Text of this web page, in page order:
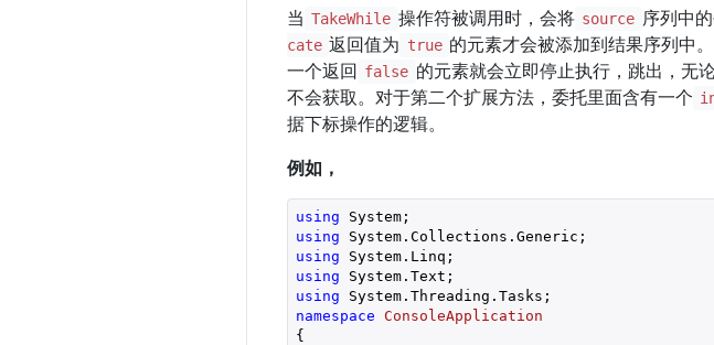
当 TakeWhile 操作符被调用时，会将 source 序列中
cate 返回值为 true 的元素才会被添加到结果序列中
一个返回 false 的元素就会立即停止执行，跳出，无
不会获取。对于第二个扩展方法，委托里面含有一个
据下标操作的逻辑。
例如，
using
using
using
using
using
namespace ConsoleApplication
{